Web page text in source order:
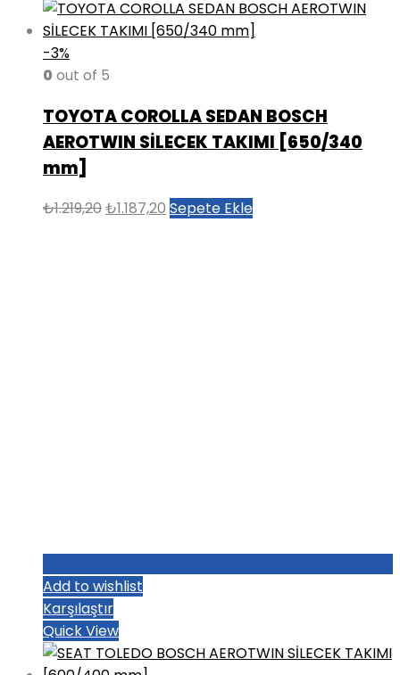
-3%
0 out of 5
TOYOTA COROLLA SEDAN BOSCH
AEROTWIN SİLECEK TAKIMI [650/340
mm]
₺1.219,20Orijinal
₺1.187,20 Şu
Sepete Ekle
Add to wishlist
Karşılaştır
Quick View